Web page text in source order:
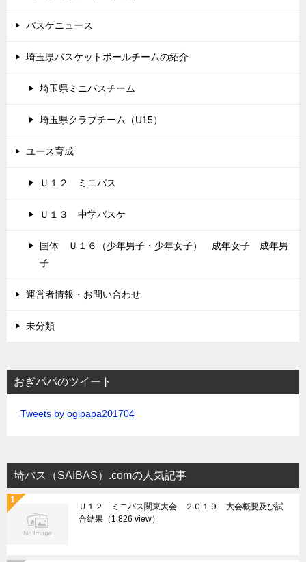
バスケニュース
埼玉県バスケットボールチームの紹介
埼玉県ミニバスチーム
埼玉県クラブチーム（U15）
ユース育成
Ｕ１２ ミニバス
Ｕ１３ 中学バスケ
国体 Ｕ１６（少年男子・少年女子） 成年女子 成年男
子
運営者情報・お問い合わせ
未分類
おぎパパのツイート
Tweets by ogipapa201704
埼バス（SAIBAS）.comの人気記事
Ｕ１２ ミニバス関東大会 ２０１９ 大会概要及び試
合結果 （1,826 view）